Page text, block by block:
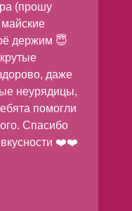
(прошу
держим 😇
даже
неурядицы,
помогли
Спасибо
вкусности ❤️❤️